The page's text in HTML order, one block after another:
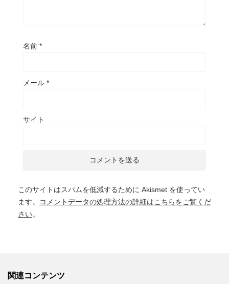
名前 *
メール *
サイト
このサイトはスパムを低減するために Akismet を使ってい
ます。
コメントデータの処理方法の詳細はこちらをご覧くだ
さい。
関連コンテンツ